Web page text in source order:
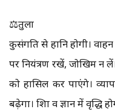
⚖️तुला
कुसंगति से हानि होगी।
प‍र नियंत्रण रखें, जोखिम न
को हासिल कर पाएंगे।
बढ़ेगा। शिक्षा व ज्ञान में वृद्धि